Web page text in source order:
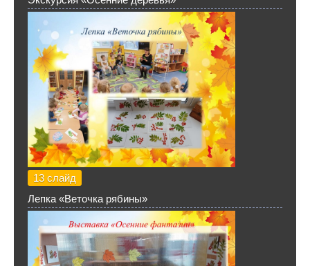
13 слайд
Лепка «Веточка рябины»